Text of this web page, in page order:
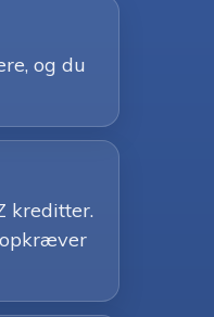
og du
kreditter.